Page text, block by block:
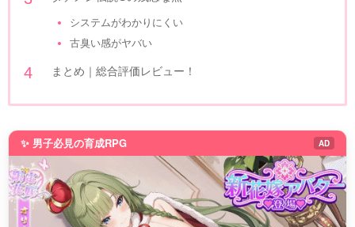
システムがわかりにくい
古臭い感がヤバい
まとめ｜総合評価レビュー！
✨ 男子必見の育成RPG AD